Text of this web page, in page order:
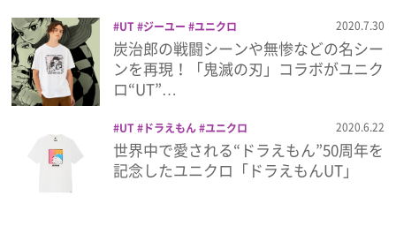
UT ジーユー ユニクロ 2020.7.30
炭治郎の戦闘シーンや無惨などの名シー
ンを再現！「鬼滅の刃」コラボがユニク
ロ“UT”…
UT ドラえもん ユニクロ 2020.6.22
世界中で愛される“ドラえもん”50周年を
記念したユニクロ「ドラえもんUT」